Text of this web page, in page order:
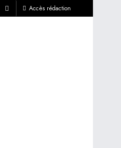
Accès rédaction